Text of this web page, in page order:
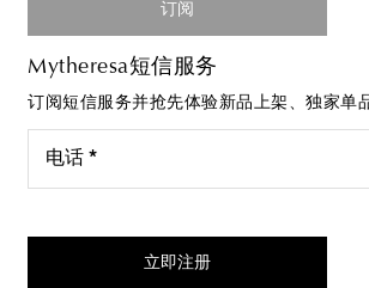
订阅
Mytheresa短信服务
订阅短信服务并抢先体验新品上架、独家单
电话 *
立即注册